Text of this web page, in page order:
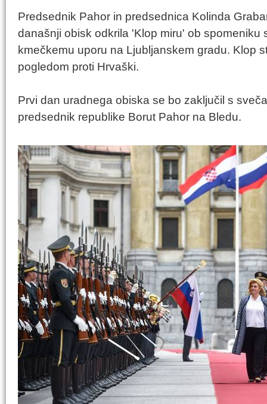
Predsednik Pahor in predsednica Kolinda
današnji obisk odkrila 'Klop miru' ob spomeniku
kmečkemu uporu na Ljubljanskem gradu. Klop
pogledom proti Hrvaški.
Prvi dan uradnega obiska se bo zaključil s
predsednik republike Borut Pahor na Bledu.